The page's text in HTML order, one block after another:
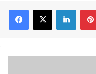
Facebook
X